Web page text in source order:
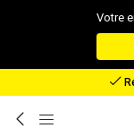
Votre